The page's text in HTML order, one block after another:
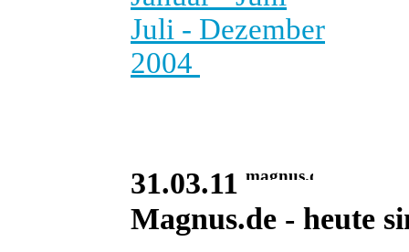
Juli - Dezember
2004
31.03.11
Magnus.de - heute